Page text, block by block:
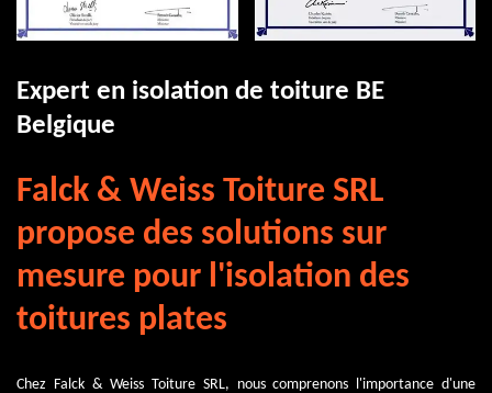
Expert en isolation de toiture BE
Belgique
Falck & Weiss Toiture SRL
propose des solutions sur
mesure pour l'isolation des
toitures plates
Chez Falck & Weiss Toiture SRL, nous comprenons l'importance d'une